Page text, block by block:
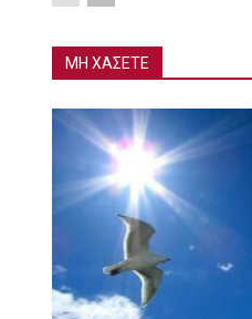
ΜΗ ΧΑΣΕΤΕ